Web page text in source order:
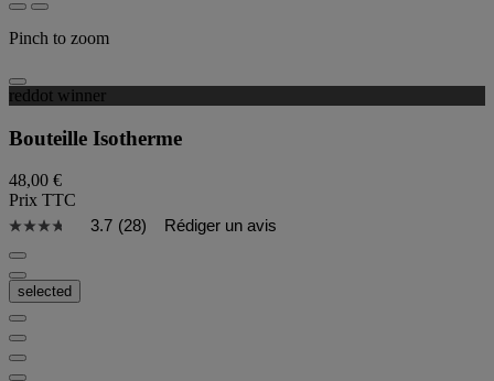
Pinch to zoom
reddot winner
Bouteille Isotherme
48,00 €
Prix TTC
3.7 (28) Rédiger un avis
selected